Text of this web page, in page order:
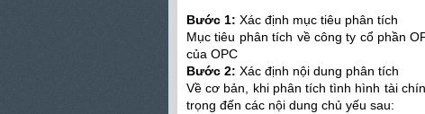
Bước 1: Xác định mục tiêu phân tích
Mục tiêu phân tích về công ty cổ phần
của OPC
Bước 2: Xác định nội dung phân tích
Về cơ bản, khi phân tích tình hình tài
trọng đến các nội dung chủ yếu sau: